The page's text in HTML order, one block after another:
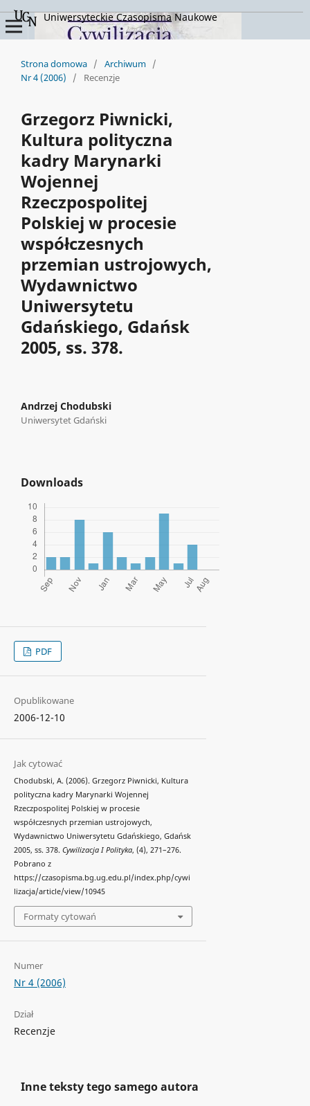
Uniwersyteckie Czasopisma Naukowe
Strona domowa / Archiwum /
Nr 4 (2006)
/ Recenzje
Grzegorz Piwnicki,
Kultura polityczna
kadry Marynarki
Wojennej
Rzeczpospolitej
Polskiej w procesie
współczesnych
przemian ustrojowych,
Wydawnictwo
Uniwersytetu
Gdańskiego, Gdańsk
2005, ss. 378.
Andrzej Chodubski
Uniwersytet Gdański
Downloads
PDF
Opublikowane
2006-12-10
Jak cytować
Chodubski, A. (2006). Grzegorz Piwnicki, Kultura
polityczna kadry Marynarki Wojennej
Rzeczpospolitej Polskiej w procesie
współczesnych przemian ustrojowych,
Wydawnictwo Uniwersytetu Gdańskiego, Gdańsk
2005, ss. 378. Cywilizacja I Polityka, (4), 271–276.
Pobrano z
https://czasopisma.bg.ug.edu.pl/index.php/cywi
lizacja/article/view/10945
Formaty cytowań
Numer
Nr 4 (2006)
Dział
Recenzje
Inne teksty tego samego autora